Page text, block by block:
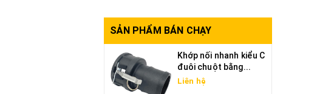
SẢN PHẨM BÁN CHẠY
Khớp nối nhanh kiểu C
đuôi chuột bằng...
Liên hệ